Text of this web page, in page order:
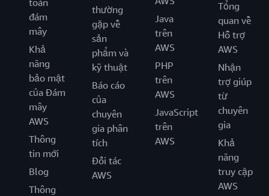
toán
đám
mây
Khả
năng
bảo mật
của Đám
mây
AWS
Thông
tin mới
Blog
Thông
thường
gặp về
sản
phẩm và
kỹ thuật
Báo cáo
của
chuyên
gia phân
tích
Đối tác
AWS
Java
trên
AWS
PHP
trên
AWS
JavaScript
trên
AWS
Tổng
quan về
Hỗ trợ
AWS
Nhận
trợ giúp
từ
chuyên
gia
Khả
năng
truy cập
AWS